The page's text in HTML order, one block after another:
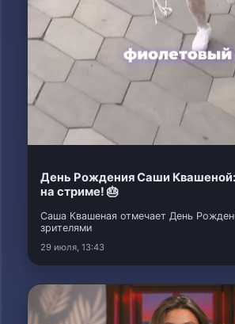
День Рождения Саши
на стриме! 🎂
Саша Квашеная отмечает День
зрителями
29 июля, 13:43